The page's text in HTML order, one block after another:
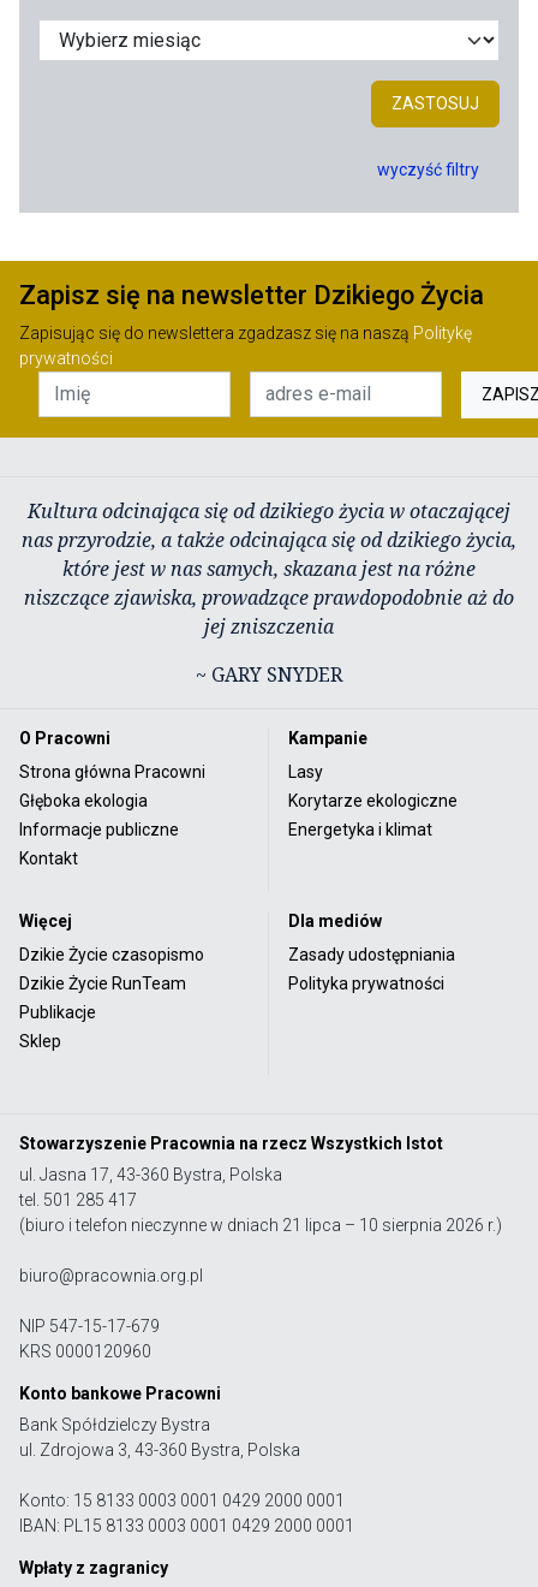
ZASTOSUJ
wyczyść filtry
Zapisz się na newsletter Dzikiego Życia
Zapisując się do newslettera zgadzasz się na naszą Politykę
prywatności
Kultura odcinająca się od dzikiego życia w otaczającej
nas przyrodzie, a także odcinająca się od dzikiego życia,
które jest w nas samych, skazana jest na różne
niszczące zjawiska, prowadzące prawdopodobnie aż do
jej zniszczenia
~ GARY SNYDER
O Pracowni
Strona główna Pracowni
Głęboka ekologia
Informacje publiczne
Kontakt
Kampanie
Lasy
Korytarze ekologiczne
Energetyka i klimat
Więcej
Dzikie Życie czasopismo
Dzikie Życie RunTeam
Publikacje
Sklep
Dla mediów
Zasady udostępniania
Polityka prywatności
Stowarzyszenie Pracownia na rzecz Wszystkich Istot
ul. Jasna 17, 43-360 Bystra, Polska
tel. 501 285 417
(biuro i telefon nieczynne w dniach 21 lipca – 10 sierpnia 2026 r.)
biuro@pracownia.org.pl
NIP 547-15-17-679
KRS 0000120960
Konto bankowe Pracowni
Bank Spółdzielczy Bystra
ul. Zdrojowa 3, 43-360 Bystra, Polska
Konto: 15 8133 0003 0001 0429 2000 0001
IBAN: PL15 8133 0003 0001 0429 2000 0001
Wpłaty z zagranicy